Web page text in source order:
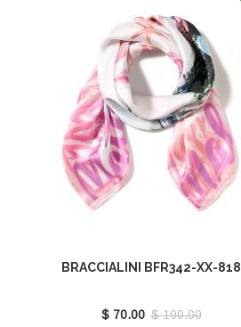
BRACCIALINI BFR342-XX-818
$ 70.00 $ 100.00